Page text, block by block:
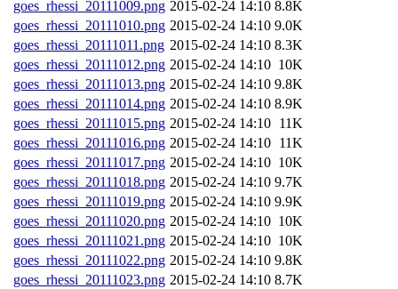
goes_rhessi_20111009.png 2015-02-24 14:10 8.8K
goes_rhessi_20111010.png 2015-02-24 14:10 9.0K
goes_rhessi_20111011.png 2015-02-24 14:10 8.3K
goes_rhessi_20111012.png 2015-02-24 14:10 10K
goes_rhessi_20111013.png 2015-02-24 14:10 9.8K
goes_rhessi_20111014.png 2015-02-24 14:10 8.9K
goes_rhessi_20111015.png 2015-02-24 14:10 11K
goes_rhessi_20111016.png 2015-02-24 14:10 11K
goes_rhessi_20111017.png 2015-02-24 14:10 10K
goes_rhessi_20111018.png 2015-02-24 14:10 9.7K
goes_rhessi_20111019.png 2015-02-24 14:10 9.9K
goes_rhessi_20111020.png 2015-02-24 14:10 10K
goes_rhessi_20111021.png 2015-02-24 14:10 10K
goes_rhessi_20111022.png 2015-02-24 14:10 9.8K
goes_rhessi_20111023.png 2015-02-24 14:10 8.7K